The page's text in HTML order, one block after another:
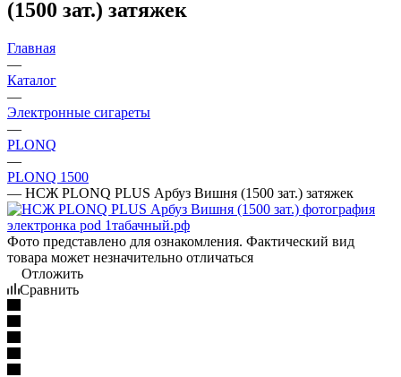
(1500 зат.) затяжек
Главная
—
Каталог
—
Электронные сигареты
—
PLONQ
—
PLONQ 1500
— НСЖ PLONQ PLUS Арбуз Вишня (1500 зат.) затяжек
Фото представлено для ознакомления. Фактический вид
товара может незначительно отличаться
Отложить
Сравнить